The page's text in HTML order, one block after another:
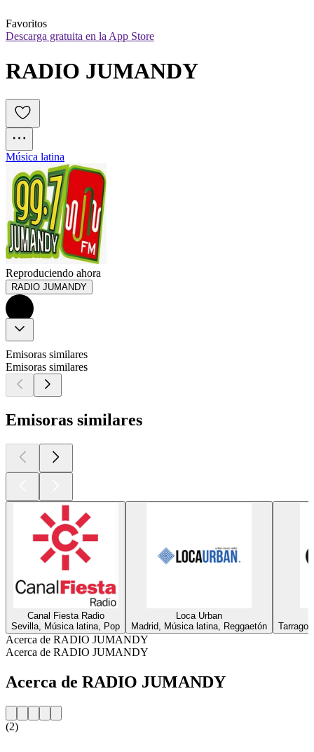
Favoritos
Descarga gratuita en la App Store
RADIO JUMANDY
Música latina
Reproduciendo ahora
RADIO JUMANDY
Emisoras similares
Emisoras similares
Emisoras similares
Canal Fiesta Radio
Sevilla, Música latina, Pop
Loca Urban
Madrid, Música latina, Reggaetón
Acerca de RADIO JUMANDY
Acerca de RADIO JUMANDY
Acerca de RADIO JUMANDY
(2)